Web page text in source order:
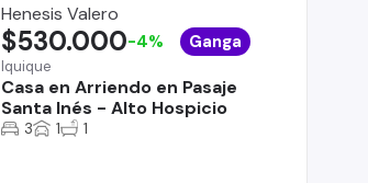
Henesis Valero
Iquique
Casa en Arriendo en Pasaje
Santa Inés - Alto Hospicio
$530.000-4% Ganga
3 1 1